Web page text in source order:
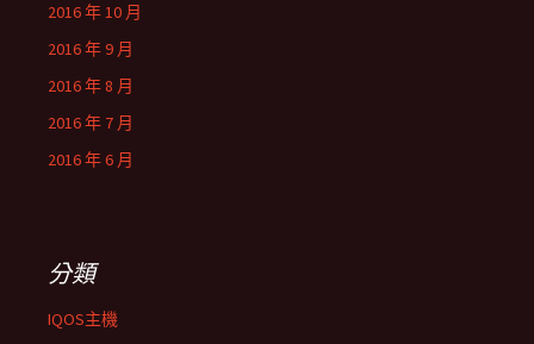
2016 年 10 月
2016 年 9 月
2016 年 8 月
2016 年 7 月
2016 年 6 月
分類
IQOS主機